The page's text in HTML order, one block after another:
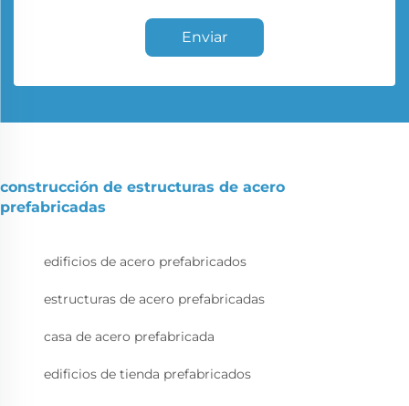
Enviar
construcción de estructuras de acero
prefabricadas
edificios de acero prefabricados
estructuras de acero prefabricadas
casa de acero prefabricada
edificios de tienda prefabricados